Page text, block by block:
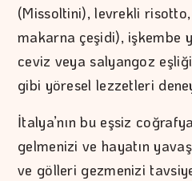
(Missoltini), levrekli
makarna çeşidi), işkembe
ceviz veya salyangoz
gibi yöresel lezzetleri
İtalya’nın bu eşsiz
gelmenizi ve hayatın
ve gölleri gezmenizi